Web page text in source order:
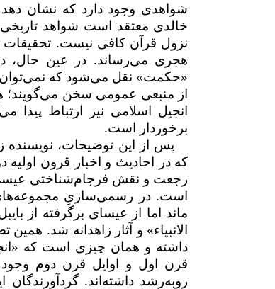
شواهدی وجود دارد که نشان
خالدی معتقد است شواهد
نزول قرآن کافی نیست. تحقیقات
هجری می‌رساند. در عین حال،
«حکمت» نقل می‌شود که نمی‌توان
از منبعی عمومی سخن می‌گویند؛
انجیل اسلامی نیز ارتباط
برخوردار است.
پس از این توضیحات، نویسنده
که در احادیث و اخبار قرون
رجعت و نقش فرجام‌شناختی عیسی
است. در رسمی‌سازیِ مجموعه‌های
ماند اما از عیسای برگرفته از
الانبیاء» و آثار زاهدانه شد.
داشته و همان چیزی است که
قرن اول و اوایل قرن دوم
روبه‌رشد داشته‌اند.